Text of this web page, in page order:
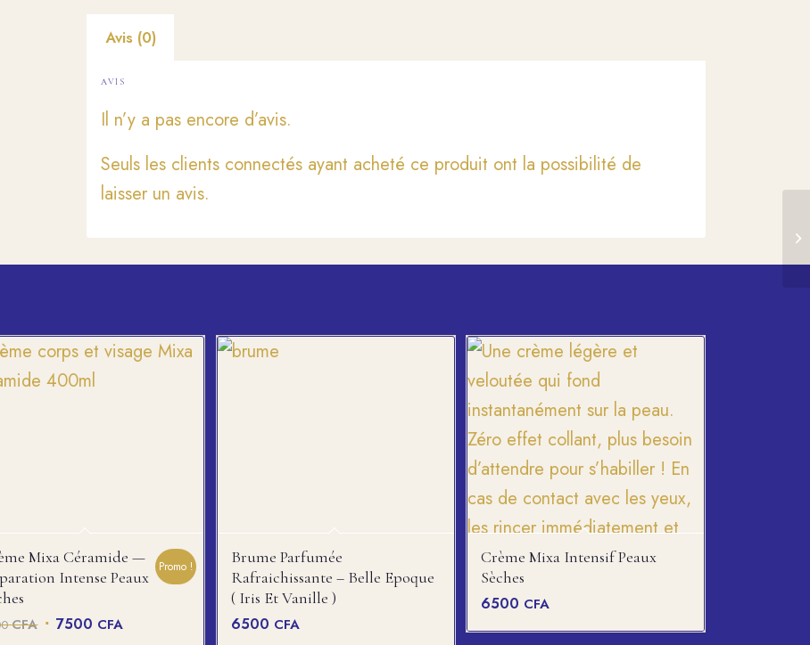
Avis (0)
AVIS
Il n’y a pas encore d’avis.
Seuls les clients connectés ayant acheté ce produit ont la possibilité de
laisser un avis.
Mixa Céramide —
Intense Peaux
CFA Le7500 CFA
Promo !
Brume Parfumée
Rafraichissante – Belle Epoque
( Iris Et Vanille )
6500 CFA
Crème Mixa Intensif Peaux
Sèches
6500 CFA